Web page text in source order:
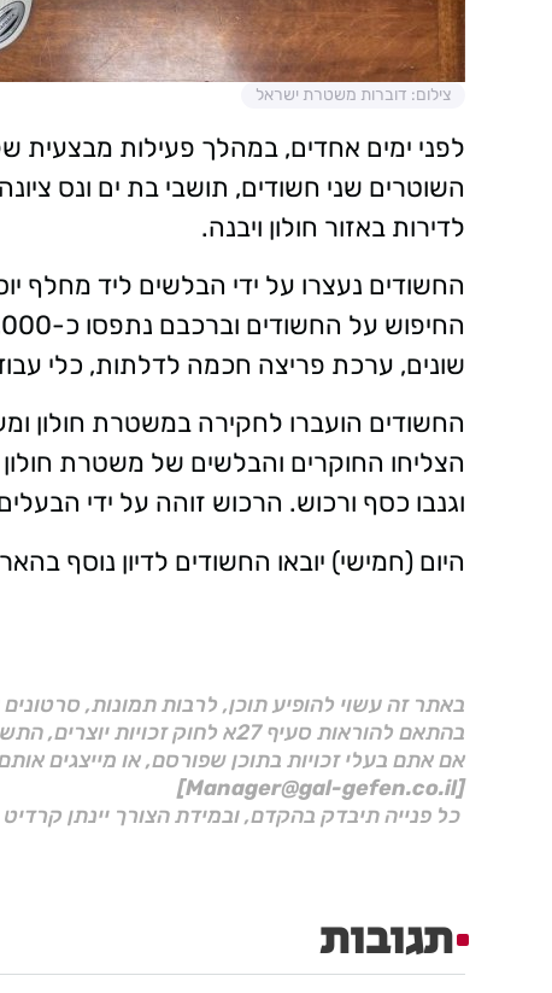
צילום: דוברות משטרת ישראל
לפני ימים אחדים, במהלך פעילות מבצעית
לדירות באזור חולון ויבנה.
החשודים נעצרו על ידי הבלשים ליד מחלף
שונים, ערכת פריצה חכמה לדלתות, כלי
החשודים הועברו לחקירה במשטרת חולון
הצליחו החוקרים והבלשים של משטרת
וגנבו כסף ורכוש. הרכוש זוהה על ידי
היום (חמישי) יובאו החשודים לדיון
באתר זה עשוי להופיע תוכן, לרבות תמונות,
בהתאם להוראות סעיף 27א לחוק זכויות יוצרים, התשס"ח–2007.
אם אתם בעלי זכויות בתוכן שפורסם, או מייצגים
[Manager@gal-gefen.co.il]
כל פנייה תיבדק בהקדם, ובמידת הצורך יינתן
תגובות